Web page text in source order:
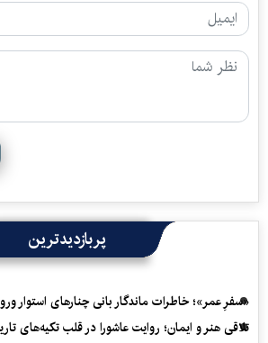
پربازدیدترین
«سفرِ عمر»؛ خاطرات ماندگار بانی چنارهای استوار
تلاقی هنر و ایمان؛ روایت عاشورا در قلب تکیه‌های